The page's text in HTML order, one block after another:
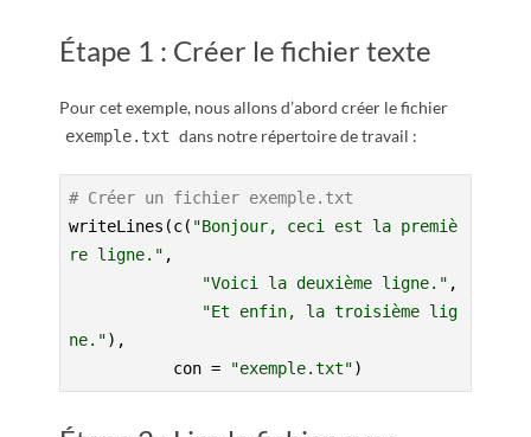
Étape 1 : Créer le fichier texte
Pour cet exemple, nous allons d’abord créer le fichier
exemple.txt dans notre répertoire de travail :
# Créer un fichier exemple.txt
writeLines(c( "Bonjour, ceci est la premiè
re ligne." ,
"Voici la deuxième ligne." ,
"Et enfin, la troisième lig
ne."),
           con =
"exemple.txt")